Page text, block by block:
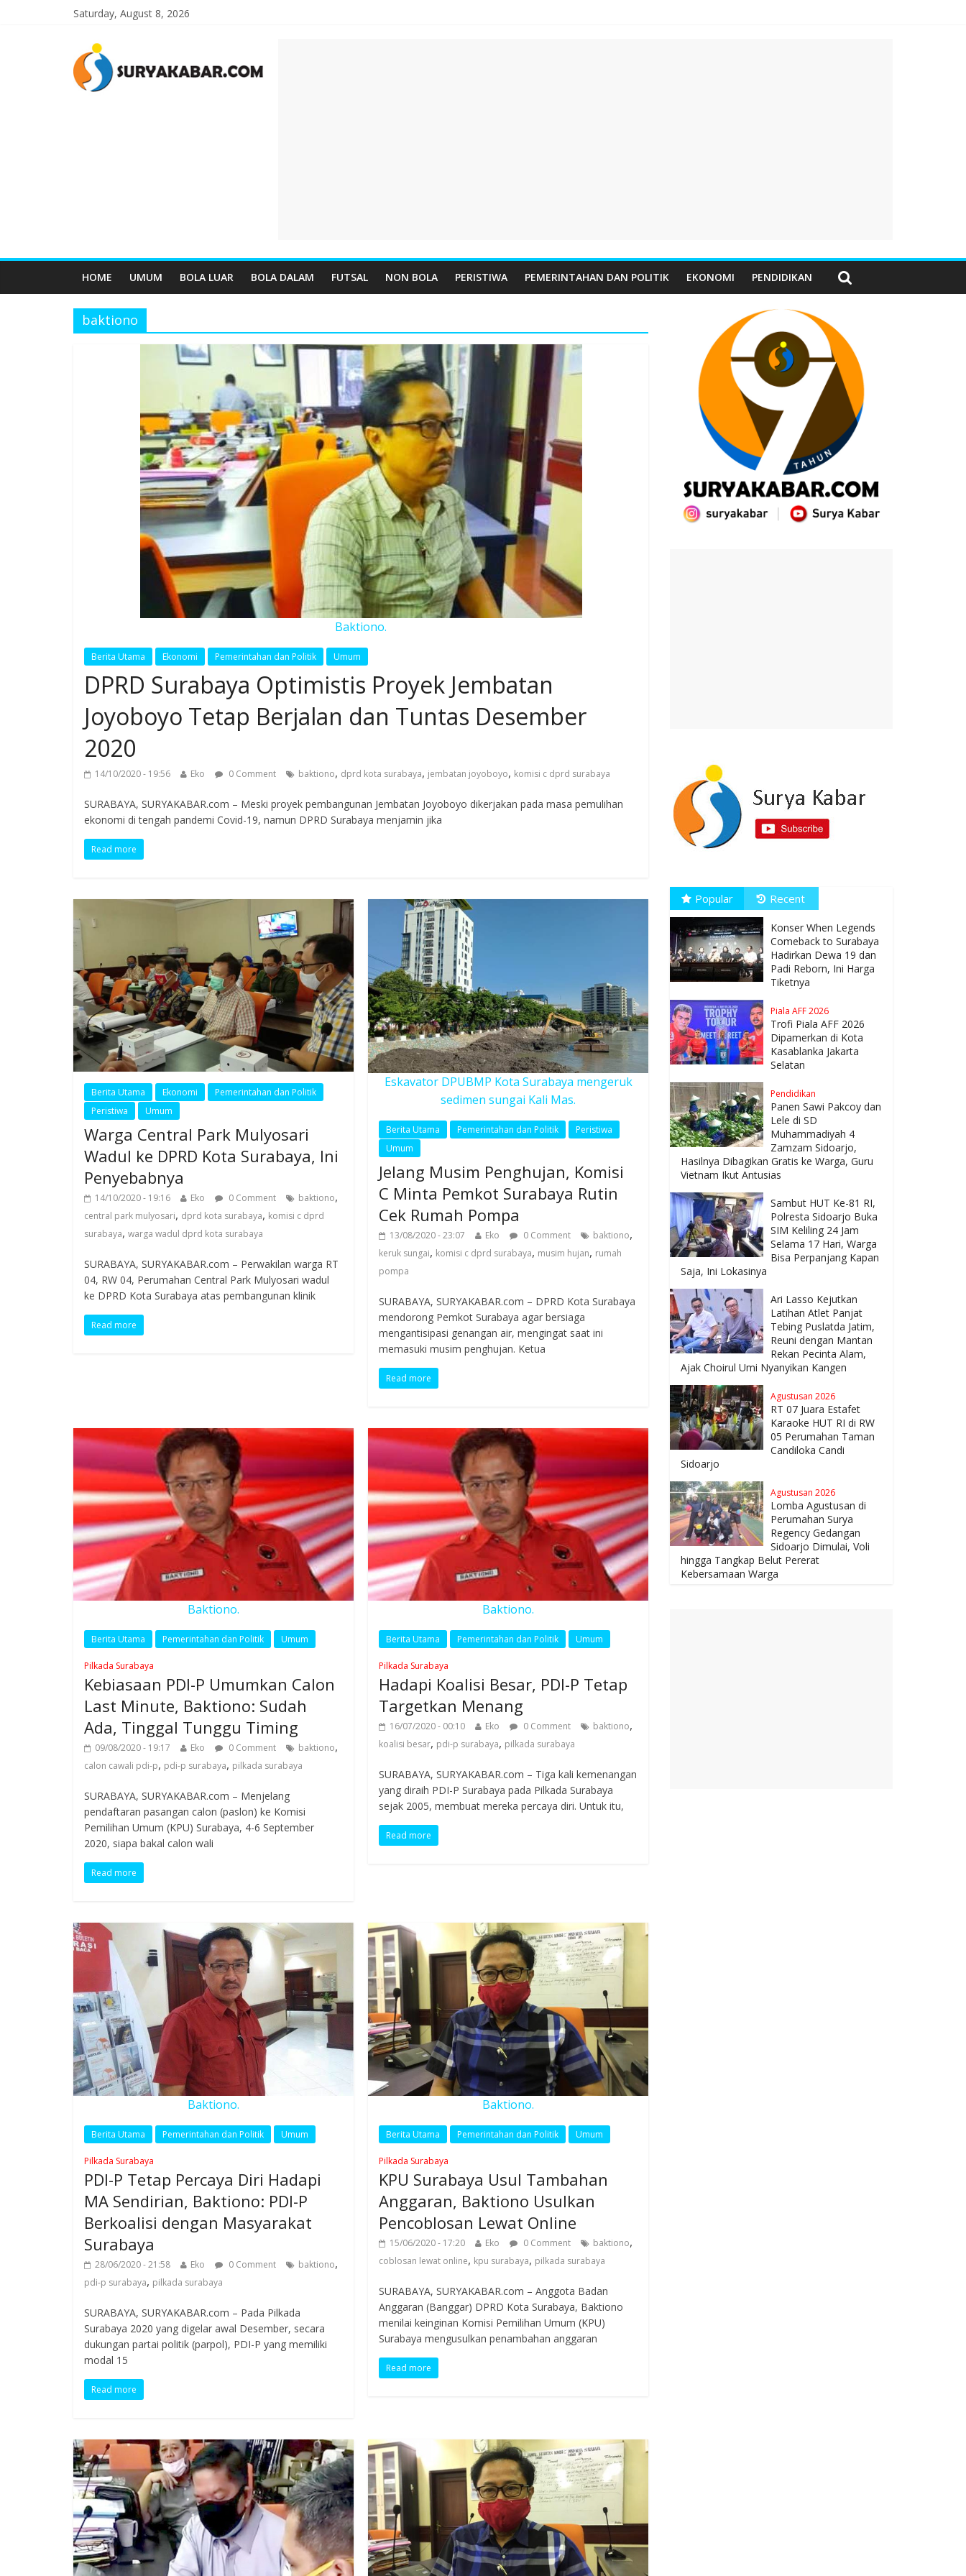
Saturday, August 8, 2026
HOME UMUM BOLA LUAR BOLA DALAM FUTSAL NON BOLA PERISTIWA PEMERINTAHAN DAN POLITIK EKONOMI PENDIDIKAN
baktiono
Baktiono.
Berita Utama Ekonomi Pemerintahan dan Politik Umum
DPRD Surabaya Optimistis Proyek Jembatan
Joyoboyo Tetap Berjalan dan Tuntas Desember
2020
14/10/2020 - 19:56 Eko 0 Comment baktiono, dprd kota surabaya, jembatan joyoboyo, komisi c dprd surabaya
SURABAYA, SURYAKABAR.com – Meski proyek pembangunan Jembatan Joyoboyo dikerjakan pada masa pemulihan
ekonomi di tengah pandemi Covid-19, namun DPRD Surabaya menjamin jika
Read more
Berita Utama Ekonomi
Pemerintahan dan Politik
Peristiwa
Umum
Warga Central Park Mulyosari
Wadul ke DPRD Kota Surabaya, Ini
Penyebabnya
14/10/2020 - 19:16 Eko 0 Comment baktiono,
central park mulyosari, dprd kota surabaya, komisi c dprd
surabaya, warga wadul dprd kota surabaya
SURABAYA, SURYAKABAR.com – Perwakilan warga RT
04, RW 04, Perumahan Central Park Mulyosari wadul
ke DPRD Kota Surabaya atas pembangunan klinik
Read more
Eskavator DPUBMP Kota Surabaya mengeruk
sedimen sungai Kali Mas.
Berita Utama Pemerintahan dan Politik
Peristiwa
Umum
Jelang Musim Penghujan, Komisi
C Minta Pemkot Surabaya Rutin
Cek Rumah Pompa
13/08/2020 - 23:07 Eko 0 Comment baktiono,
keruk sungai, komisi c dprd surabaya, musim hujan, rumah
pompa
SURABAYA, SURYAKABAR.com – DPRD Kota Surabaya
mendorong Pemkot Surabaya agar bersiaga
mengantisipasi genangan air, mengingat saat ini
memasuki musim penghujan. Ketua
Read more
Baktiono.
Berita Utama Pemerintahan dan Politik Umum
Pilkada Surabaya
Kebiasaan PDI-P Umumkan Calon
Last Minute, Baktiono: Sudah
Ada, Tinggal Tunggu Timing
09/08/2020 - 19:17 Eko 0 Comment baktiono,
calon cawali pdi-p, pdi-p surabaya, pilkada surabaya
SURABAYA, SURYAKABAR.com – Menjelang
pendaftaran pasangan calon (paslon) ke Komisi
Pemilihan Umum (KPU) Surabaya, 4-6 September
2020, siapa bakal calon wali
Read more
Baktiono.
Berita Utama Pemerintahan dan Politik Umum
Pilkada Surabaya
Hadapi Koalisi Besar, PDI-P Tetap
Targetkan Menang
16/07/2020 - 00:10 Eko 0 Comment baktiono,
koalisi besar, pdi-p surabaya, pilkada surabaya
SURABAYA, SURYAKABAR.com – Tiga kali kemenangan
yang diraih PDI-P Surabaya pada Pilkada Surabaya
sejak 2005, membuat mereka percaya diri. Untuk itu,
Read more
Baktiono.
Berita Utama Pemerintahan dan Politik Umum
Pilkada Surabaya
PDI-P Tetap Percaya Diri Hadapi
MA Sendirian, Baktiono: PDI-P
Berkoalisi dengan Masyarakat
Surabaya
28/06/2020 - 21:58 Eko 0 Comment baktiono,
pdi-p surabaya, pilkada surabaya
SURABAYA, SURYAKABAR.com – Pada Pilkada
Surabaya 2020 yang digelar awal Desember, secara
dukungan partai politik (parpol), PDI-P yang memiliki
modal 15
Read more
Baktiono.
Berita Utama Pemerintahan dan Politik Umum
Pilkada Surabaya
KPU Surabaya Usul Tambahan
Anggaran, Baktiono Usulkan
Pencoblosan Lewat Online
15/06/2020 - 17:20 Eko 0 Comment baktiono,
coblosan lewat online, kpu surabaya, pilkada surabaya
SURABAYA, SURYAKABAR.com – Anggota Badan
Anggaran (Banggar) DPRD Kota Surabaya, Baktiono
menilai keinginan Komisi Pemilihan Umum (KPU)
Surabaya mengusulkan penambahan anggaran
Read more
Popular Recent
Konser When Legends
Comeback to Surabaya
Hadirkan Dewa 19 dan
Padi Reborn, Ini Harga
Tiketnya
Piala AFF 2026
Trofi Piala AFF 2026
Dipamerkan di Kota
Kasablanka Jakarta
Selatan
Pendidikan
Panen Sawi Pakcoy dan
Lele di SD
Muhammadiyah 4
Zamzam Sidoarjo,
Hasilnya Dibagikan Gratis ke Warga, Guru
Vietnam Ikut Antusias
Sambut HUT Ke-81 RI,
Polresta Sidoarjo Buka
SIM Keliling 24 Jam
Selama 17 Hari, Warga
Bisa Perpanjang Kapan
Saja, Ini Lokasinya
Ari Lasso Kejutkan
Latihan Atlet Panjat
Tebing Puslatda Jatim,
Reuni dengan Mantan
Rekan Pecinta Alam,
Ajak Choirul Umi Nyanyikan Kangen
Agustusan 2026
RT 07 Juara Estafet
Karaoke HUT RI di RW
05 Perumahan Taman
Candiloka Candi
Sidoarjo
Agustusan 2026
Lomba Agustusan di
Perumahan Surya
Regency Gedangan
Sidoarjo Dimulai, Voli
hingga Tangkap Belut Pererat
Kebersamaan Warga